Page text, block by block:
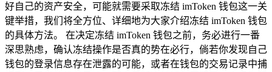
好自己的资产安全，可能就需要采取冻结 imToken 钱包这一关
键举措，我们将全方位、详细地为大家介绍冻结 imToken 钱包
的具体方法。 在决定冻结 imToken 钱包之前，务必进行一番
深思熟虑，确认冻结操作是否真的势在必行，倘若你发现自己
钱包的登录信息存在泄露的可能，或者在钱包的交易记录中捕